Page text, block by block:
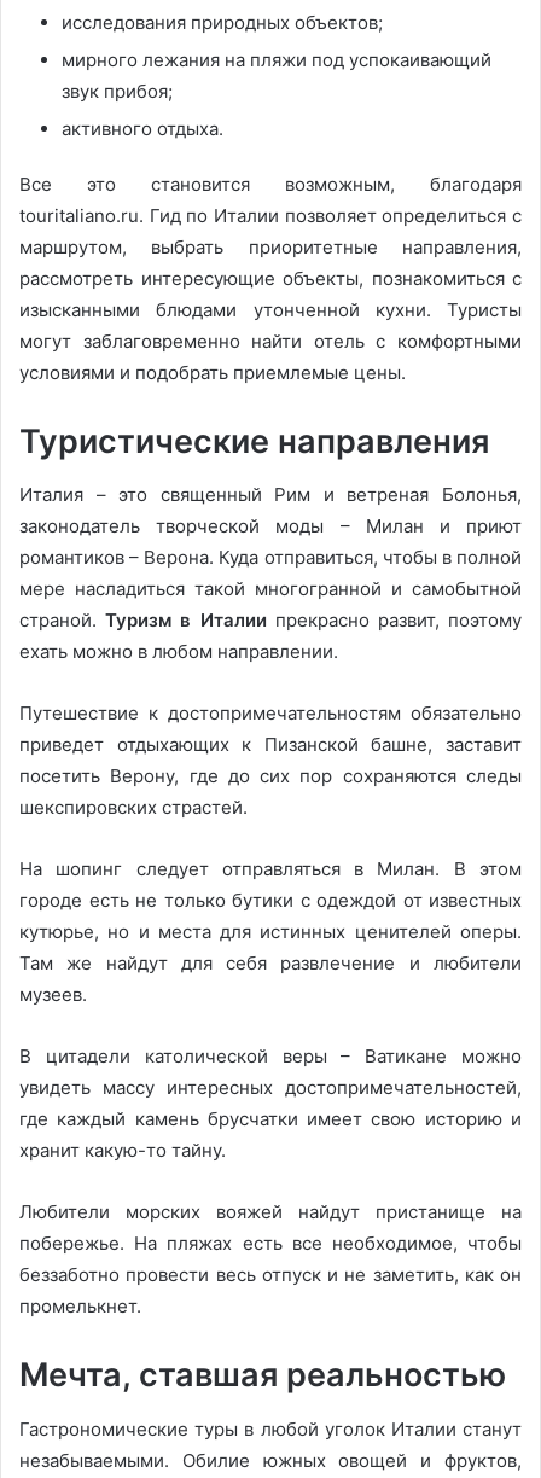
исследования природных объектов;
мирного лежания на пляжи под успокаивающий
звук прибоя;
активного отдыха.
Все это становится возможным, благодаря
touritaliano.ru. Гид по Италии позволяет определиться с
маршрутом, выбрать приоритетные направления,
рассмотреть интересующие объекты, познакомиться с
изысканными блюдами утонченной кухни. Туристы
могут заблаговременно найти отель с комфортными
условиями и подобрать приемлемые цены.
Туристические направления
Италия – это священный Рим и ветреная Болонья,
законодатель творческой моды – Милан и приют
романтиков – Верона. Куда отправиться, чтобы в полной
мере насладиться такой многогранной и самобытной
страной.Туризм в Италии прекрасно развит, поэтому
ехать можно в любом направлении.
Путешествие к достопримечательностям обязательно
приведет отдыхающих к Пизанской башне, заставит
посетить Верону, где до сих пор сохраняются следы
шекспировских страстей.
На шопинг следует отправляться в Милан. В этом
городе есть не только бутики с одеждой от известных
кутюрье, но и места для истинных ценителей оперы.
Там же найдут для себя развлечение и любители
музеев.
В цитадели католической веры – Ватикане можно
увидеть массу интересных достопримечательностей,
где каждый камень брусчатки имеет свою историю и
хранит какую-то тайну.
Любители морских вояжей найдут пристанище на
побережье. На пляжах есть все необходимое, чтобы
беззаботно провести весь отпуск и не заметить, как он
промелькнет.
Мечта, ставшая реальностью
Гастрономические туры в любой уголок Италии станут
незабываемыми. Обилие южных овощей и фруктов,